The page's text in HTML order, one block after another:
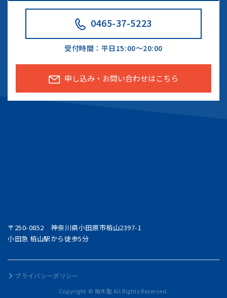
0465-37-5223
受付時間： 平日15:00～20:00
申し込み・お問い合わせはこちら
〒250-0852 神奈川県小田原市栢山2397-1
小田急 栢山駅から徒歩5分
プライバシーポリシー
Copyright © 柏木塾 All Rights Reserved.